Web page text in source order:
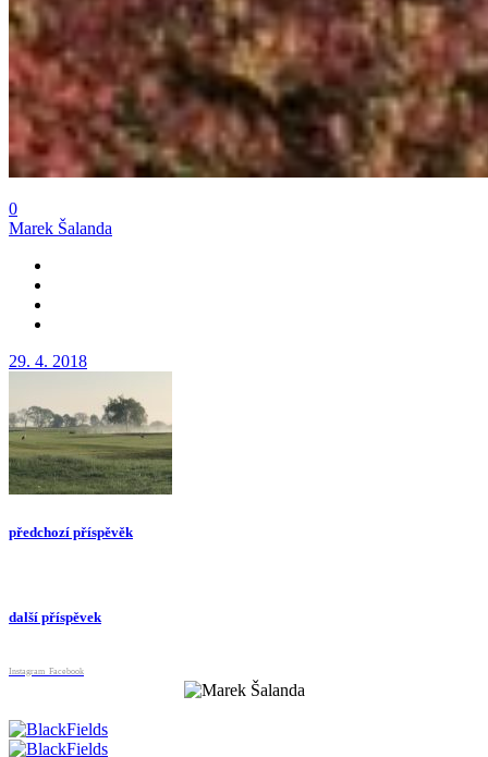
0
Marek Šalanda
29. 4. 2018
předchozí příspěvěk
další příspěvek
Instagram Facebook